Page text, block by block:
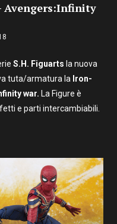
Avengers:Infinity
S.H. Figuarts la nuova
tuta/armatura la Iron-
war. La Figure è
e parti intercambiabili.